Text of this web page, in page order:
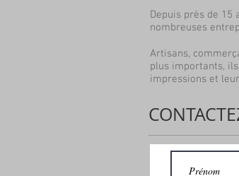
Depuis près de
nombreuses
Artisans,
plus importants,
impressions et